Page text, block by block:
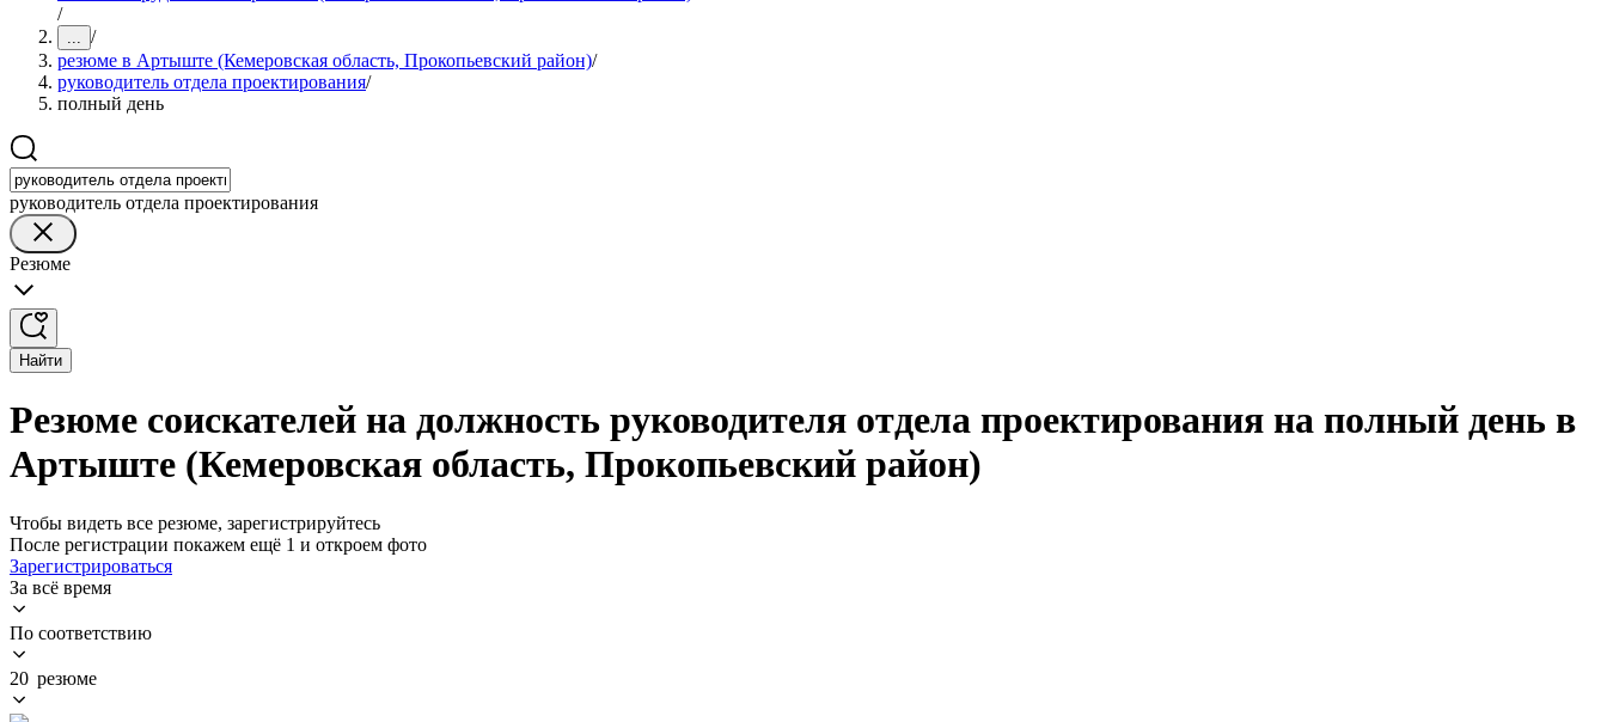
/
... /
резюме в Артыште (Кемеровская область, Прокопьевский район)/
руководитель отдела проектирования/
полный день
руководитель отдела проектирования
Резюме
Найти
Резюме соискателей на должность руководителя отдела проектирования на полный день в
Артыште (Кемеровская область, Прокопьевский район)
Чтобы видеть все резюме, зарегистрируйтесь
После регистрации покажем ещё 1 и откроем фото
Зарегистрироваться
За всё время
По соответствию
20 резюме